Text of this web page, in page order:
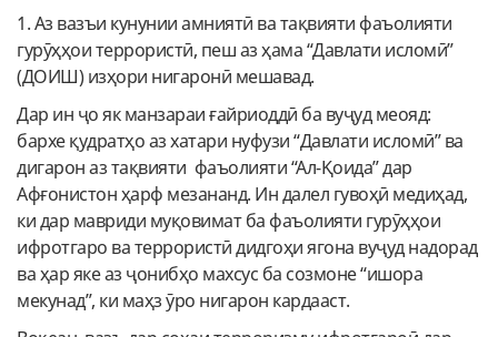
1. Аз вазъи кунунии амниятӣ ва тақвияти фаъолияти
гурӯҳҳои террористӣ, пеш аз ҳама “Давлати исломӣ”
(ДОИШ) изҳори нигаронӣ мешавад.
Дар ин ҷо як манзараи ғайриоддӣ ба вуҷуд меояд:
бархе қудратҳо аз хатари нуфузи “Давлати исломӣ” ва
дигарон аз тақвияти фаъолияти “Ал-Қоида” дар
Афғонистон ҳарф мезананд. Ин далел гувоҳӣ медиҳад,
ки дар мавриди муқовимат ба фаъолияти гурӯҳҳои
ифротгаро ва террористӣ дидгоҳи ягона вуҷуд надорад
ва ҳар яке аз ҷонибҳо махсус ба созмоне “ишора
мекунад”, ки маҳз ӯро нигарон кардааст.